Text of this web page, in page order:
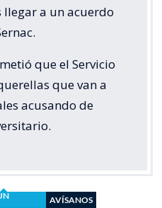
a un acuerdo
que el Servicio
que van a
acusando de
AVÍSANOS